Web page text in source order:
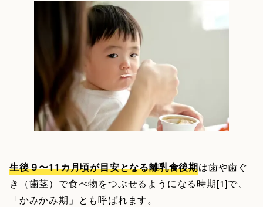
生後９〜11カ月頃が目安となる離乳食後期は歯や歯ぐ
き（歯茎）で食べ物をつぶせるようになる時期[1]で、
「かみかみ期」とも呼ばれます。